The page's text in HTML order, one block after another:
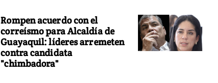
Rompen acuerdo con el
correísmo para Alcaldía de
Guayaquil: líderes arremeten
contra candidata
"chimbadora"